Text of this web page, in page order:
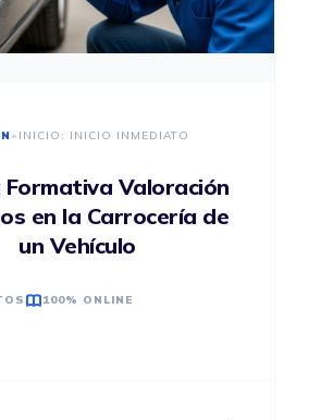
• INICIO: INICIO INMEDIATO
Formativa Valoración
en la Carrocería de
un Vehículo
100% ONLINE